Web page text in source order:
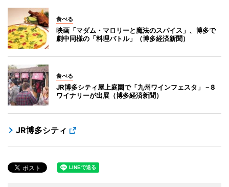
食べる
映画「マダム・マロリーと魔法のスパイス」、博多で
劇中同様の「料理バトル」（博多経済新聞）
食べる
JR博多シティ屋上庭園で「九州ワインフェスタ」－8
ワイナリーが出展（博多経済新聞）
JR博多シティ